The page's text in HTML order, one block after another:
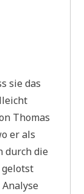
sie das
Thomas
er als
durch die